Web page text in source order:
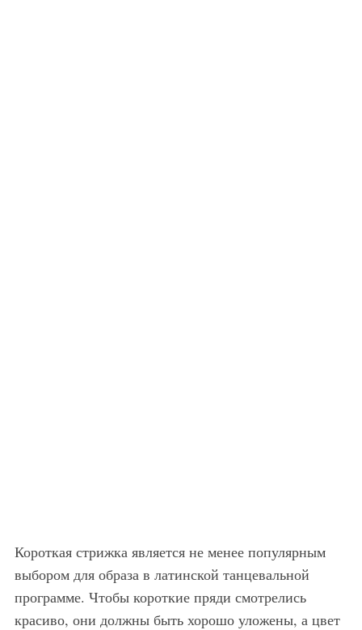
Короткая стрижка является не менее популярным
выбором для образа в латинской танцевальной
программе. Чтобы короткие пряди смотрелись
красиво, они должны быть хорошо уложены, а цвет